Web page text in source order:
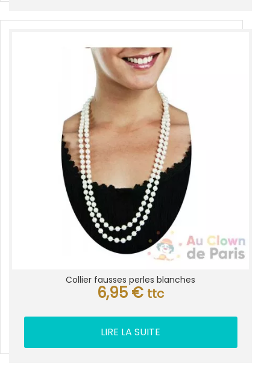
Collier fausses perles blanches
6,95 € ttc
LIRE LA SUITE